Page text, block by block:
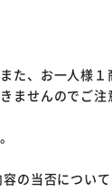
、お一人様１
ませんのでご注
の当否につ